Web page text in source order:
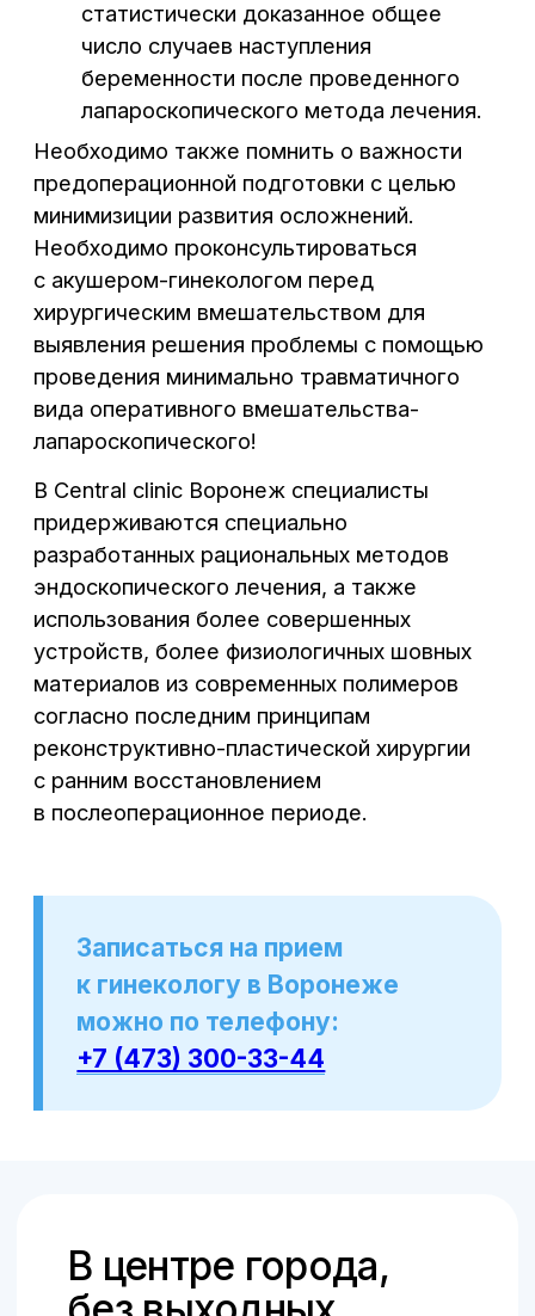
ИМЕЮТСЯ ПРОТИВОПОКАЗАНИЯ.
НЕОБХОДИМА КОНСУЛЬТАЦИЯ
Материалы, размещенные на данном
сайте, носят информационный характер
и предназначены для образовательных
целей. Посетители сайта не должны
использовать их в качестве
медицинских рекомендаций или
постановки диагноза себе или третьим
лицам
36/00327806
ПОЛИТИКА КОНФИДЕНЦИАЛЬНОСТИ
ПОЛЬЗОВАТЕЛЬСКОЕ СОГЛАШЕНИЕ
2026
SpaceMilk
© Создание авторских статей – Ксения
Вобликова, 2018–2026